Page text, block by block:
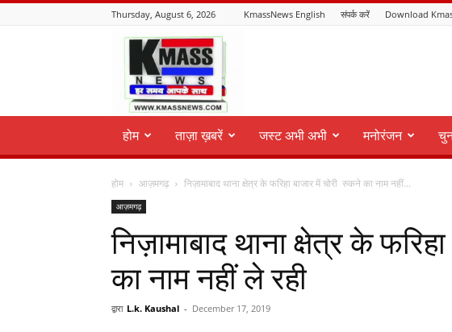
Thursday, August 6, 2026 KmassNews English संपर्क करें Download
KmassNews
होम ताज़ा ख़बरें जस्ट अभी अभी मनोरंजन
होम आज़मगढ़ निज़ामाबाद थाना क्षेत्र के फरिहा बाजार में चोरी रुकने का नाम नहीं...
आज़मगढ़
निज़ामाबाद थाना क्षेत्र के
का नाम नहीं ले रही
द्वारा L.k. Kaushal - December 17, 2019